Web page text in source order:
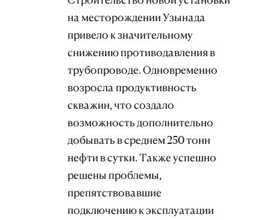
на месторождении Узынада
привело к значительному
снижению противодавления в
трубопроводе. Одновременно
возросла продуктивность
скважин, что создало
возможность дополнительно
добывать в среднем 250 тонн
нефти в сутки. Также успешно
решены проблемы,
препятствовавшие
подключению к эксплуатации